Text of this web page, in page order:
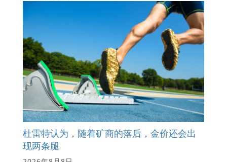
杜雷特认为，随着矿商的落后，金价还会出
现两条腿